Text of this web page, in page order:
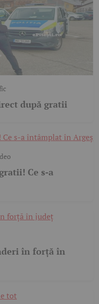
după gratii
Ce s-a
în forță în